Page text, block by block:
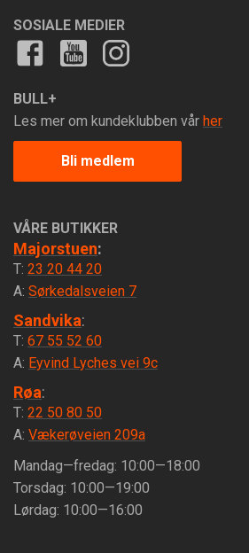
SOSIALE MEDIER
BULL+
Les mer om kundeklubben vår her
Bli medlem
VÅRE BUTIKKER
Majorstuen:
T: 23 20 44 20
A: Sørkedalsveien 7
Sandvika:
T: 67 55 52 60
A: Eyvind Lyches vei 9c
Røa:
T: 22 50 80 50
A: Vækerøveien 209a
Mandag—fredag: 10:00—18:00
Torsdag: 10:00—19:00
Lørdag: 10:00—16:00